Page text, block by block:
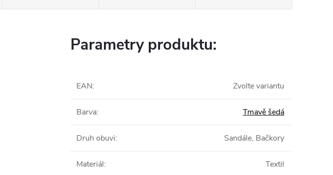
Parametry produktu:
EAN: Zvolte variantu
Barva: Tmavě šedá
Druh obuvi: Sandále, Bačkory
Materiál: Textil